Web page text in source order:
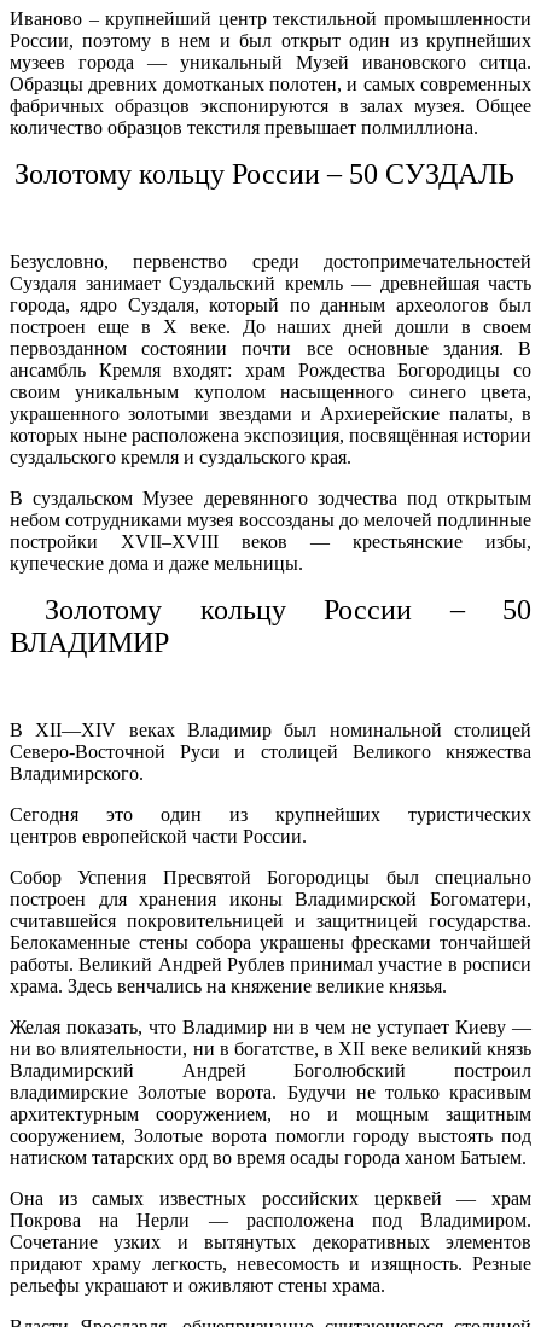
Иваново – крупнейший центр текстильной промышленности
России, поэтому в нем и был открыт один из крупнейших
музеев города — уникальный Музей ивановского ситца.
Образцы древних домотканых полотен, и самых современных
фабричных образцов экспонируются в залах музея. Общее
количество образцов текстиля превышает полмиллиона.
Золотому кольцу России – 50 СУЗДАЛЬ
Безусловно, первенство среди достопримечательностей
Суздаля занимает Суздальский кремль — древнейшая часть
города, ядро Суздаля, который по данным археологов был
построен еще в X веке. До наших дней дошли в своем
первозданном состоянии почти все основные здания. В
ансамбль Кремля входят: храм Рождества Богородицы со
своим уникальным куполом насыщенного синего цвета,
украшенного золотыми звездами и Архиерейские палаты, в
которых ныне расположена экспозиция, посвящённая истории
суздальского кремля и суздальского края.
В суздальском Музее деревянного зодчества под открытым
небом сотрудниками музея воссозданы до мелочей подлинные
постройки XVII–XVIII веков — крестьянские избы,
купеческие дома и даже мельницы.
Золотому кольцу России – 50
ВЛАДИМИР
В XII—XIV веках Владимир был номинальной столицей
Северо-Восточной Руси и столицей Великого княжества
Владимирского.
Сегодня это один из крупнейших туристических
центров европейской части России.
Собор Успения Пресвятой Богородицы был специально
построен для хранения иконы Владимирской Богоматери,
считавшейся покровительницей и защитницей государства.
Белокаменные стены собора украшены фресками тончайшей
работы. Великий Андрей Рублев принимал участие в росписи
храма. Здесь венчались на княжение великие князья.
Желая показать, что Владимир ни в чем не уступает Киеву —
ни во влиятельности, ни в богатстве, в XII веке великий князь
Владимирский Андрей Боголюбский построил
владимирские Золотые ворота. Будучи не только красивым
архитектурным сооружением, но и мощным защитным
сооружением, Золотые ворота помогли городу выстоять под
натиском татарских орд во время осады города ханом Батыем.
Она из самых известных российских церквей — храм
Покрова на Нерли — расположена под Владимиром.
Сочетание узких и вытянутых декоративных элементов
придают храму легкость, невесомость и изящность. Резные
рельефы украшают и оживляют стены храма.